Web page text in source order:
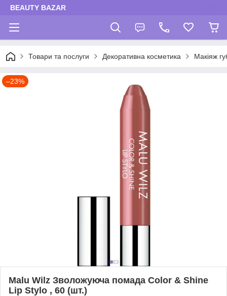
BEAUTY BAZAR
Товари та послуги Декоративна косметика Макіяж
–23%
Malu Wilz Зволожуюча помада Color & Shine
Lip Stylo , 60 (шт.)